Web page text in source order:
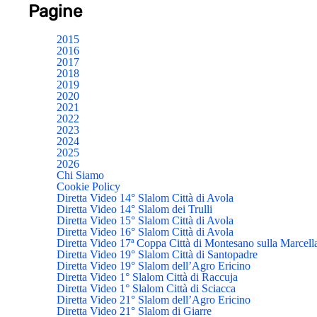
Pagine
2015
2016
2017
2018
2019
2020
2021
2022
2023
2024
2025
2026
Chi Siamo
Cookie Policy
Diretta Video 14° Slalom Città di Avola
Diretta Video 14° Slalom dei Trulli
Diretta Video 15° Slalom Città di Avola
Diretta Video 16° Slalom Città di Avola
Diretta Video 17ª Coppa Città di Montesano sulla
Diretta Video 19° Slalom Città di Santopadre
Diretta Video 19° Slalom dell’Agro Ericino
Diretta Video 1° Slalom Città di Raccuja
Diretta Video 1° Slalom Città di Sciacca
Diretta Video 21° Slalom dell’Agro Ericino
Diretta Video 21° Slalom di Giarre